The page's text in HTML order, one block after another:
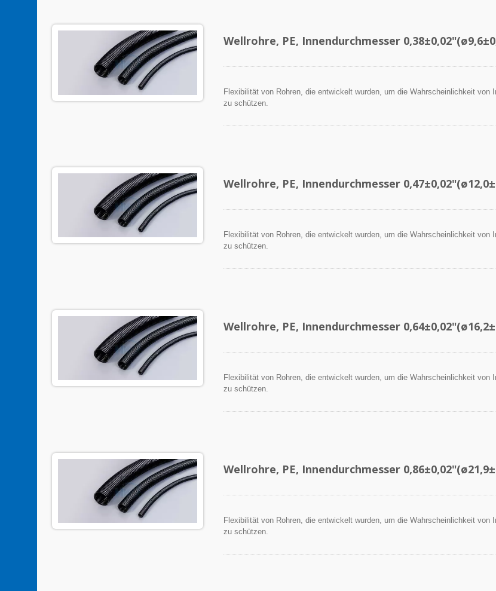
Wellrohre, PE, Innendurchmesser
Flexibilität von Rohren, die entwickelt wurden, um die Wahrscheinlichkeit
zu schützen.
Wellrohre, PE, Innendurchmesser
Flexibilität von Rohren, die entwickelt wurden, um die Wahrscheinlichkeit
zu schützen.
Wellrohre, PE, Innendurchmesser
Flexibilität von Rohren, die entwickelt wurden, um die Wahrscheinlichkeit
zu schützen.
Wellrohre, PE, Innendurchmesser
Flexibilität von Rohren, die entwickelt wurden, um die Wahrscheinlichkeit
zu schützen.